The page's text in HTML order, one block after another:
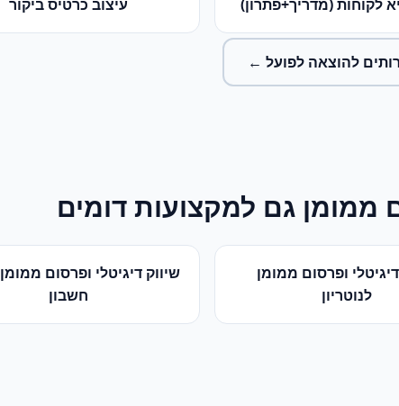
לקוחות (מדריך+פתרון) עיצוב כרטיס ביקור
להוצאה לפועל ←
ממומן גם למקצועות דומים
ופרסום ממומן
לנוטריון
שיווק דיגיטלי ופרסום ממומן
חשבון